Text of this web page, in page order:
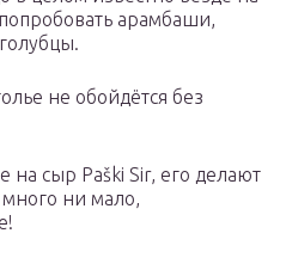
арамбаши,
не обойдётся без
на сыр Paški Sir, его делают
много ни мало,